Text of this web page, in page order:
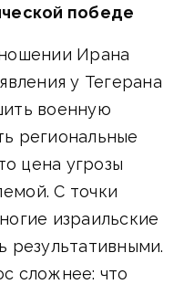
победе
Ирана
у Тегерана
военную
региональные
цена угрозы
С точки
израильские
результативными.
сложнее: что